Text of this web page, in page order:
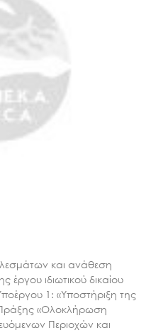
και ανάθεση
ιδιωτικού δικαίου
1: «Υποστήριξη της
Πράξης «Ολοκλήρωση
Περιοχών και